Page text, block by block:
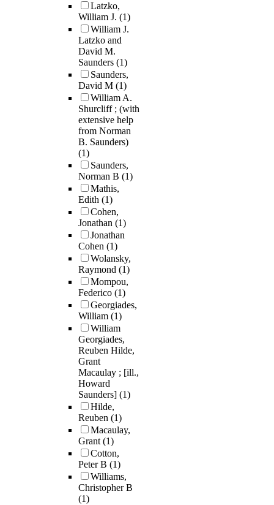
Latzko,
William J. (1)
William J.
Latzko and
David M.
Saunders (1)
Saunders,
David M (1)
William A.
Shurcliff ; (with
extensive help
from Norman
B. Saunders)
(1)
Saunders,
Norman B (1)
Mathis,
Edith (1)
Cohen,
Jonathan (1)
Jonathan
Cohen (1)
Wolansky,
Raymond (1)
Mompou,
Federico (1)
Georgiades,
William (1)
William
Georgiades,
Reuben Hilde,
Grant
Macaulay ; [ill.,
Howard
Saunders] (1)
Hilde,
Reuben (1)
Macaulay,
Grant(1)
Cotton,
Peter B (1)
Williams,
Christopher B
(1)